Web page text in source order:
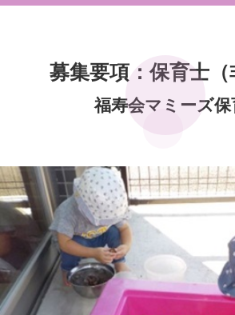
募集要項：保育士（
福寿会マミーズ保